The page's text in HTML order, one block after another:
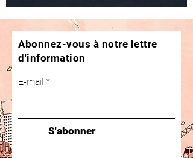
Abonnez-vous à notre lettre
d'information
E-mail
S'abonner